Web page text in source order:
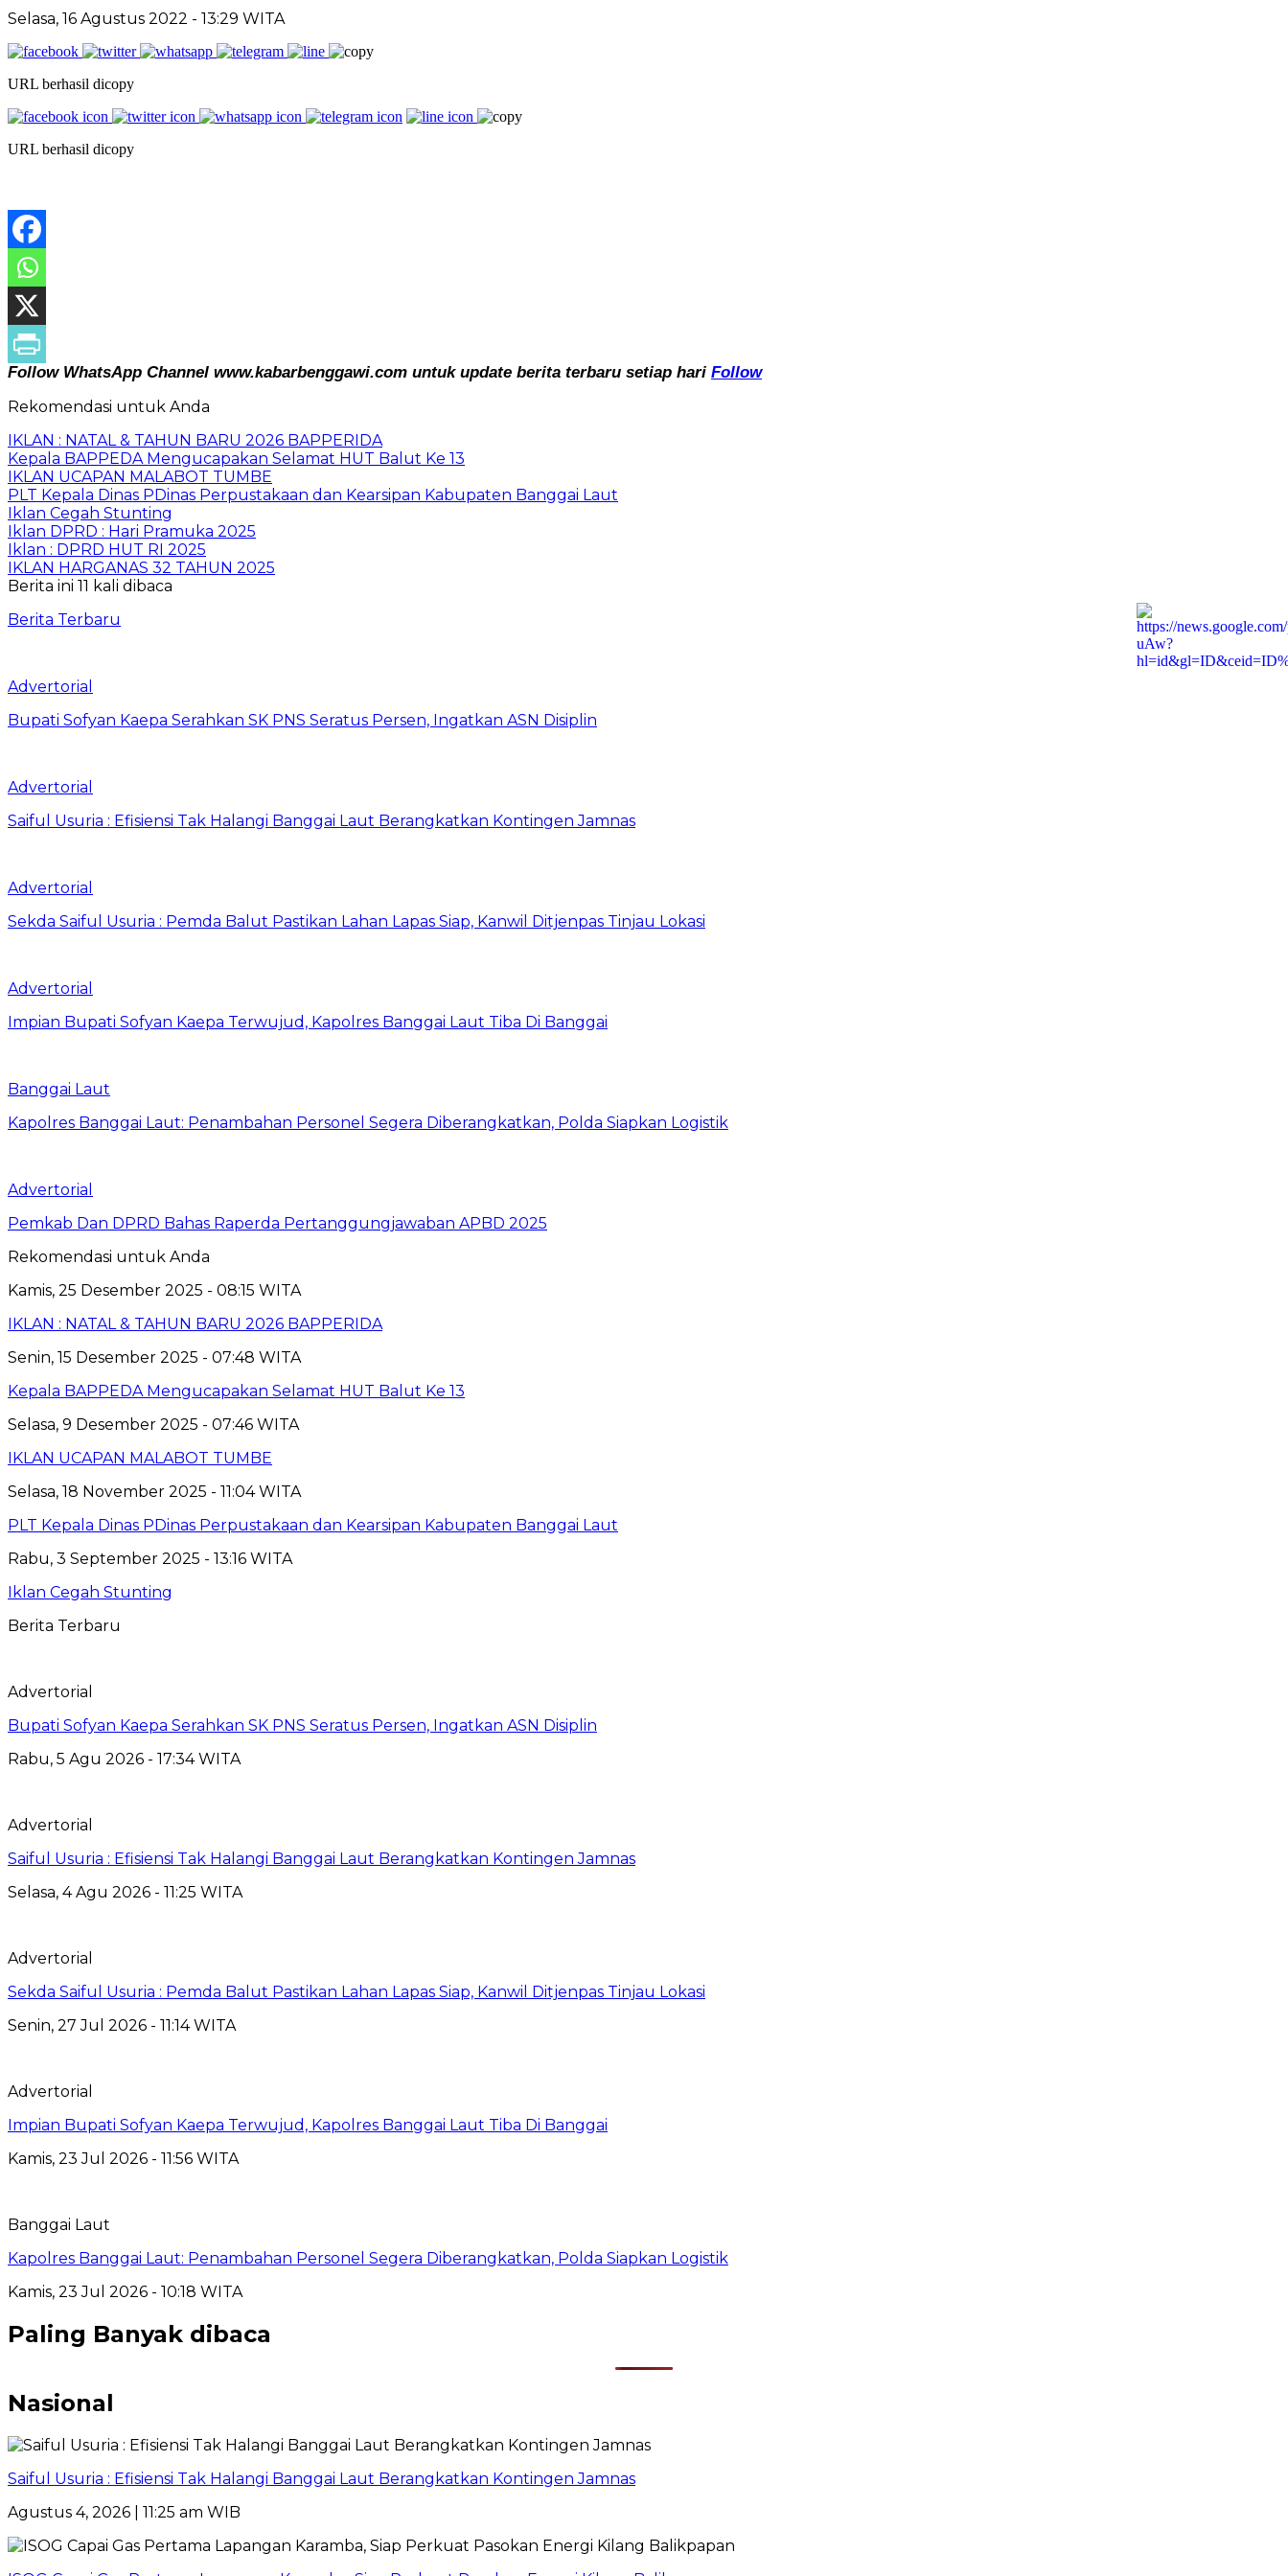
Selasa, 16 Agustus 2022 - 13:29 WITA
URL berhasil dicopy
URL berhasil dicopy
Follow WhatsApp Channel www.kabarbenggawi.com untuk update berita terbaru setiap hari Follow
Rekomendasi untuk Anda
IKLAN : NATAL & TAHUN BARU 2026 BAPPERIDA
Kepala BAPPEDA Mengucapakan Selamat HUT Balut Ke 13
IKLAN UCAPAN MALABOT TUMBE
PLT Kepala Dinas PDinas Perpustakaan dan Kearsipan Kabupaten Banggai Laut
Iklan Cegah Stunting
Iklan DPRD : Hari Pramuka 2025
Iklan : DPRD HUT RI 2025
IKLAN HARGANAS 32 TAHUN 2025
Berita ini 11 kali dibaca
Berita Terbaru
Advertorial
Bupati Sofyan Kaepa Serahkan SK PNS Seratus Persen, Ingatkan ASN Disiplin
Advertorial
Saiful Usuria : Efisiensi Tak Halangi Banggai Laut Berangkatkan Kontingen Jamnas
Advertorial
Sekda Saiful Usuria : Pemda Balut Pastikan Lahan Lapas Siap, Kanwil Ditjenpas Tinjau Lokasi
Advertorial
Impian Bupati Sofyan Kaepa Terwujud, Kapolres Banggai Laut Tiba Di Banggai
Banggai Laut
Kapolres Banggai Laut: Penambahan Personel Segera Diberangkatkan, Polda Siapkan Logistik
Advertorial
Pemkab Dan DPRD Bahas Raperda Pertanggungjawaban APBD 2025
Rekomendasi untuk Anda
Kamis, 25 Desember 2025 - 08:15 WITA
IKLAN : NATAL & TAHUN BARU 2026 BAPPERIDA
Senin, 15 Desember 2025 - 07:48 WITA
Kepala BAPPEDA Mengucapakan Selamat HUT Balut Ke 13
Selasa, 9 Desember 2025 - 07:46 WITA
IKLAN UCAPAN MALABOT TUMBE
Selasa, 18 November 2025 - 11:04 WITA
PLT Kepala Dinas PDinas Perpustakaan dan Kearsipan Kabupaten Banggai Laut
Rabu, 3 September 2025 - 13:16 WITA
Iklan Cegah Stunting
Berita Terbaru
Advertorial
Bupati Sofyan Kaepa Serahkan SK PNS Seratus Persen, Ingatkan ASN Disiplin
Rabu, 5 Agu 2026 - 17:34 WITA
Advertorial
Saiful Usuria : Efisiensi Tak Halangi Banggai Laut Berangkatkan Kontingen Jamnas
Selasa, 4 Agu 2026 - 11:25 WITA
Advertorial
Sekda Saiful Usuria : Pemda Balut Pastikan Lahan Lapas Siap, Kanwil Ditjenpas Tinjau Lokasi
Senin, 27 Jul 2026 - 11:14 WITA
Advertorial
Impian Bupati Sofyan Kaepa Terwujud, Kapolres Banggai Laut Tiba Di Banggai
Kamis, 23 Jul 2026 - 11:56 WITA
Banggai Laut
Kapolres Banggai Laut: Penambahan Personel Segera Diberangkatkan, Polda Siapkan Logistik
Kamis, 23 Jul 2026 - 10:18 WITA
Paling Banyak dibaca
Nasional
Saiful Usuria : Efisiensi Tak Halangi Banggai Laut Berangkatkan Kontingen Jamnas
Agustus 4, 2026 | 11:25 am WIB